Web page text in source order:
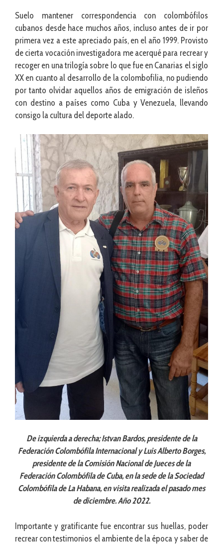
Suelo mantener correspondencia con colombófilos
cubanos desde hace muchos años, incluso antes de ir por
primera vez a este apreciado país, en el año 1999. Provisto
de cierta vocación investigadora me acerqué para recrear y
recoger en una trilogía sobre lo que fue en Canarias el siglo
XX en cuanto al desarrollo de la colombofilia, no pudiendo
por tanto olvidar aquellos años de emigración de isleños
con destino a países como Cuba y Venezuela, llevando
consigo la cultura del deporte alado.
De izquierda a derecha; Istvan Bardos, presidente de la
Federación Colombófila Internacional y Luis Alberto Borges,
presidente de la Comisión Nacional de Jueces de la
Federación Colombófila de Cuba, en la sede de la Sociedad
Colombófila de La Habana, en visita realizada el pasado mes
de diciembre. Año 2022.
Importante y gratificante fue encontrar sus huellas, poder
recrear con testimonios el ambiente de la época y saber de